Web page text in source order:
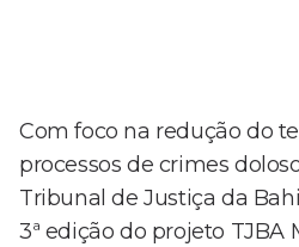
Com foco na redução do
processos de crimes
Tribunal de Justiça da
3ª edição do projeto TJBA